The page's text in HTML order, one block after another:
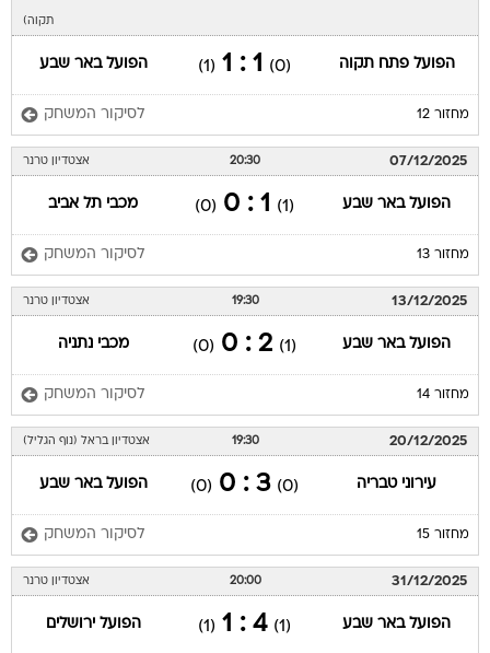
תקוה)
הפועל פתח תקוה (0)
1 : 1
(1) הפועל באר שבע
מחזור 12 לסיקור המשחק
07/12/2025
20:30 אצטדיון טרנר
הפועל באר שבע (1)
1 : 0
(0) מכבי תל אביב
מחזור 13 לסיקור המשחק
13/12/2025
19:30 אצטדיון טרנר
הפועל באר שבע (1)
2 : 0
(0) מכבי נתניה
מחזור 14 לסיקור המשחק
20/12/2025
19:30 אצטדיון בראל (נוף הגליל)
עירוני טבריה (0)
3 : 0
(0) הפועל באר שבע
מחזור 15 לסיקור המשחק
31/12/2025
20:00 אצטדיון טרנר
הפועל באר שבע (1)
4 : 1
(1) הפועל ירושלים